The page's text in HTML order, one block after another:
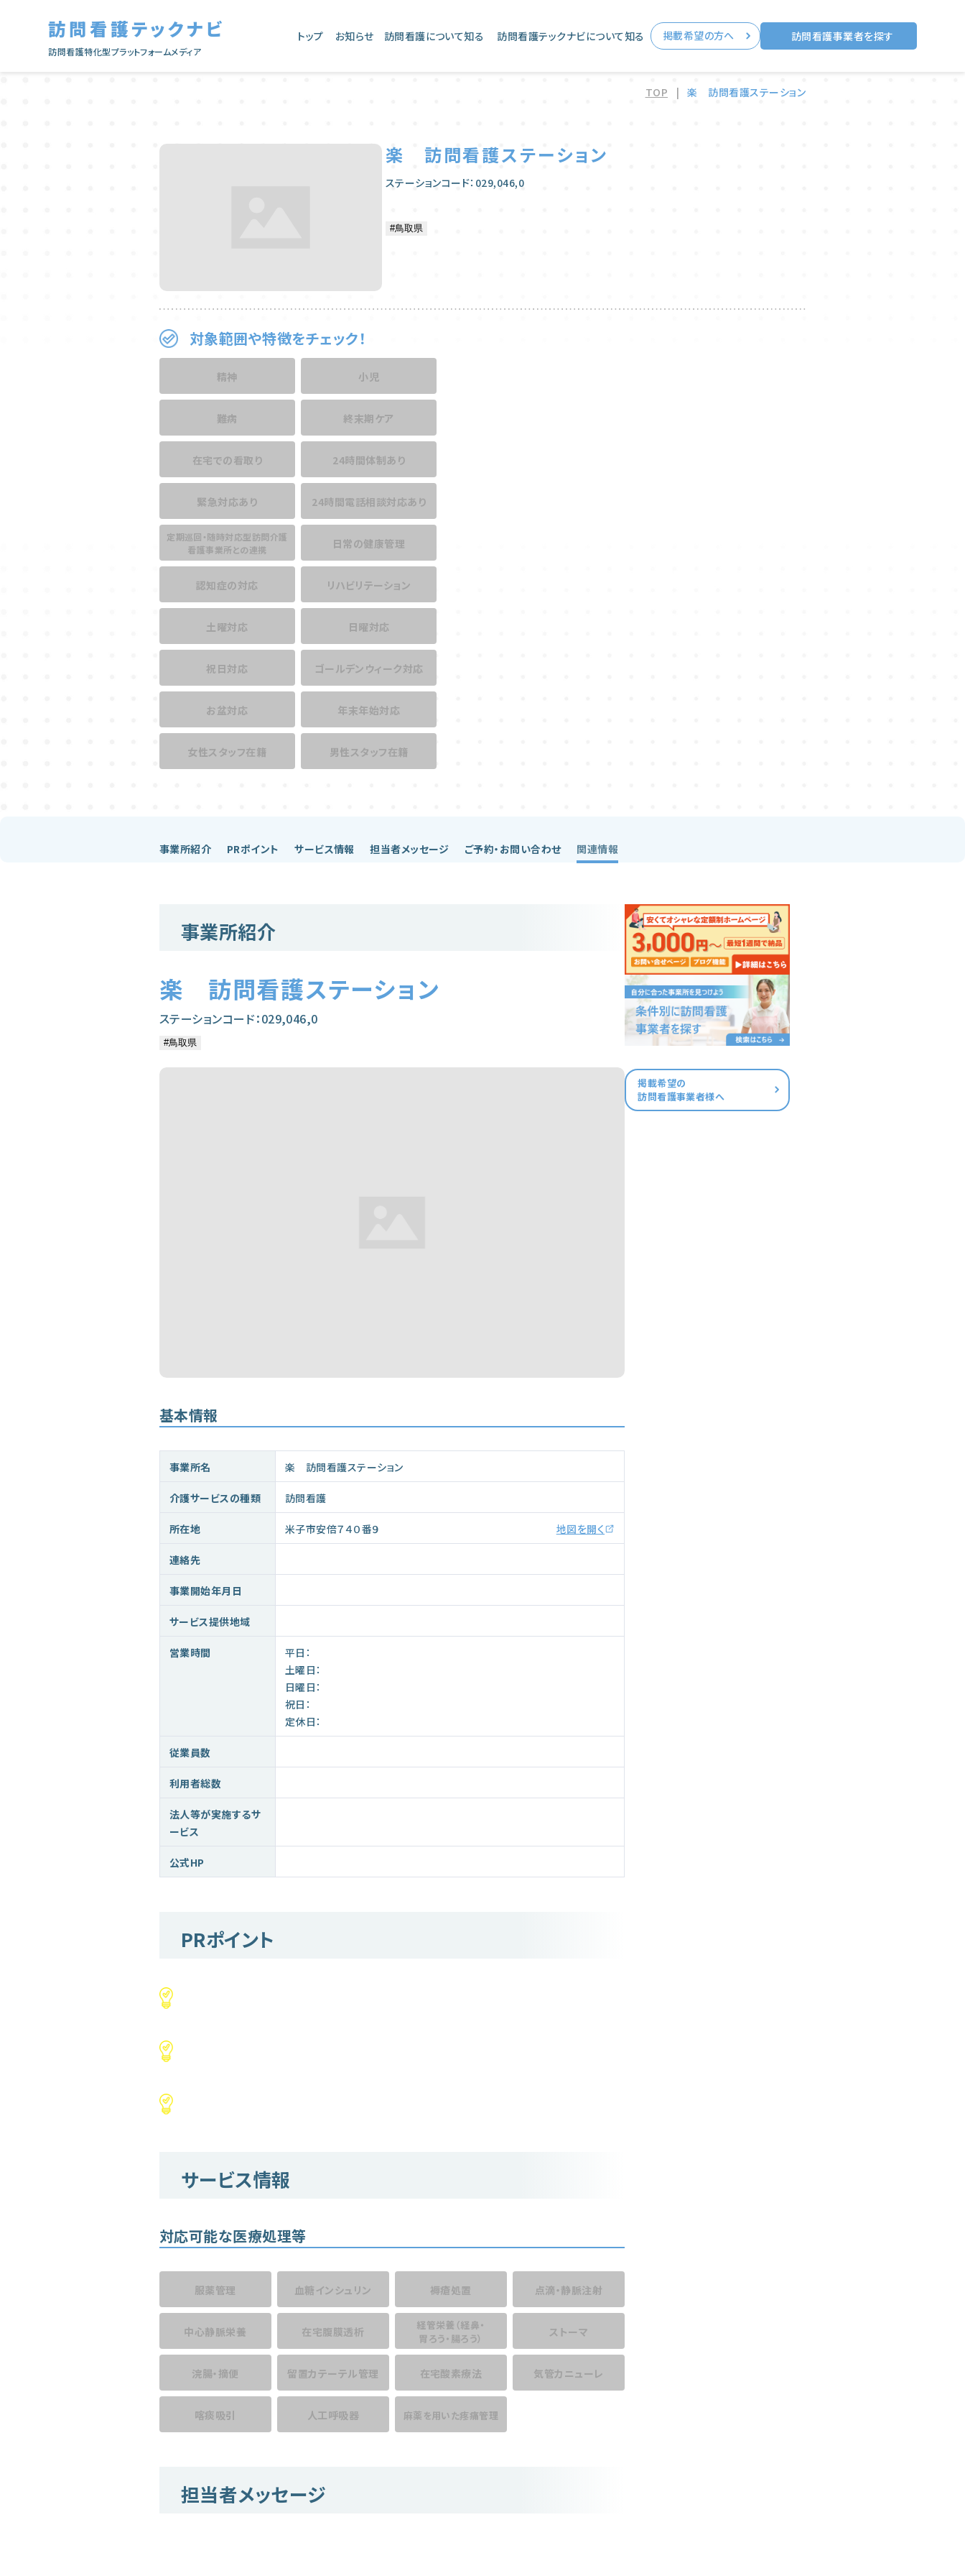
訪問看護テックナビ
訪問看護特化型プラットフォームメディア
トップ お知らせ 訪問看護について知る 訪問看護テックナビについて知る 掲載希望の方へ 訪問看護事業者を探す
TOP | 楽 訪問看護ステーション
楽 訪問看護ステーション
ステーションコード：029,046,0
対象範囲や特徴をチェック！
精神 小児
難病 終末期ケア
在宅での看取り 24時間体制あり
緊急対応あり 24時間電話相談対応あり
定期巡回・随時対応型訪問介護
看護事業所との連携
日常の健康管理
認知症の対応 リハビリテーション
土曜対応 日曜対応
祝日対応 ゴールデンウィーク対応
お盆対応 年末年始対応
女性スタッフ在籍 男性スタッフ在籍
事業所紹介 PRポイント サービス情報 担当者メッセージ ご予約・お問い合わせ 関連情報
事業所紹介
楽 訪問看護ステーション
ステーションコード：029,046,0
基本情報
事業所名 楽 訪問看護ステーション
介護サービスの種類 訪問看護
所在地 米子市安倍７４０番９ 地図を開く
連絡先
事業開始年月日
サービス提供地域
営業時間
平日：
土曜日：
日曜日：
祝日：
定休日：
従業員数
利用者総数
法人等が実施するサ
ービス
公式HP
PRポイント
サービス情報
対応可能な医療処理等
服薬管理 血糖インシュリン 褥瘡処置 点滴・静脈注射
中心静脈栄養 在宅腹膜透析 経管栄養 （経鼻・
胃ろう・腸ろう）
ストーマ
浣腸・摘便 留置カテーテル管理 在宅酸素療法 気管カニューレ
喀痰吸引 人工呼吸器 麻薬を用いた疼痛管理
担当者メッセージ
掲載希望の
訪問看護事業者様へ